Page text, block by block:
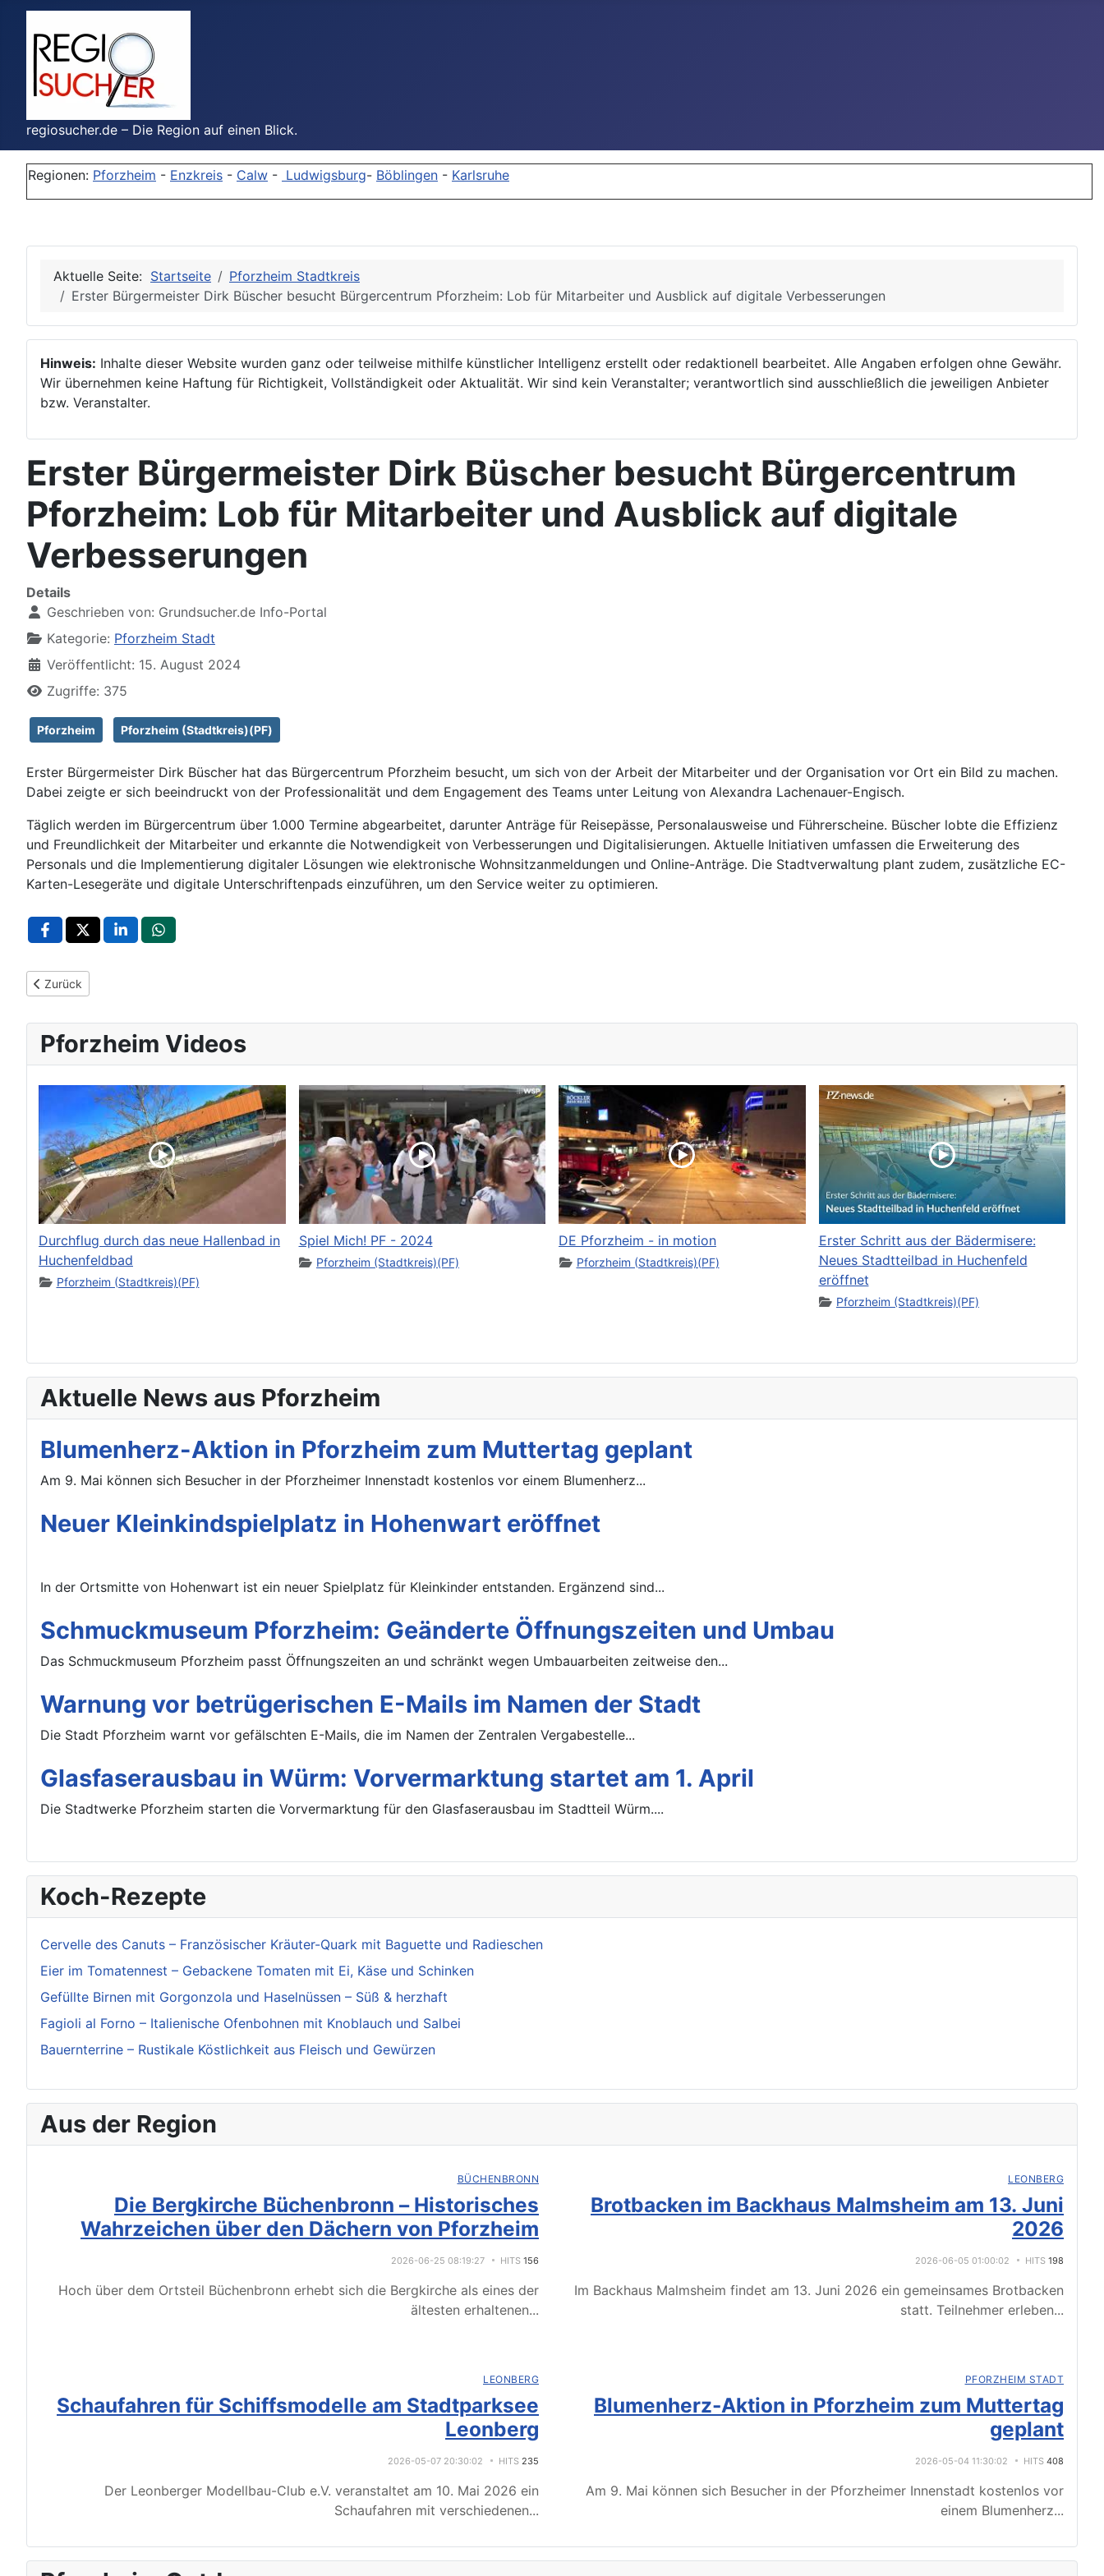
regiosucher.de – Die Region auf einen Blick.
Regionen: Pforzheim - Enzkreis - Calw - Ludwigsburg- Böblingen - Karlsruhe
Aktuelle Seite: Startseite
Pforzheim Stadtkreis
Erster Bürgermeister Dirk Büscher besucht Bürgercentrum Pforzheim: Lob für Mitarbeiter und Ausblick auf digitale Verbesserungen
Hinweis: Inhalte dieser Website wurden ganz oder teilweise mithilfe künstlicher Intelligenz erstellt oder redaktionell bearbeitet. Alle Angaben erfolgen ohne Gewähr.
Wir übernehmen keine Haftung für Richtigkeit, Vollständigkeit oder Aktualität. Wir sind kein Veranstalter; verantwortlich sind ausschließlich die jeweiligen Anbieter
bzw. Veranstalter.
Erster Bürgermeister Dirk Büscher besucht Bürgercentrum
Pforzheim: Lob für Mitarbeiter und Ausblick auf digitale
Verbesserungen
Details
Geschrieben von: Grundsucher.de Info-Portal
Kategorie: Pforzheim Stadt
Veröffentlicht: 15. August 2024
Zugriffe: 375
Pforzheim Pforzheim (Stadtkreis)(PF)
Erster Bürgermeister Dirk Büscher hat das Bürgercentrum Pforzheim besucht, um sich von der Arbeit der Mitarbeiter und der Organisation vor Ort ein Bild zu machen.
Dabei zeigte er sich beeindruckt von der Professionalität und dem Engagement des Teams unter Leitung von Alexandra Lachenauer-Engisch.
Täglich werden im Bürgercentrum über 1.000 Termine abgearbeitet, darunter Anträge für Reisepässe, Personalausweise und Führerscheine. Büscher lobte die Effizienz
und Freundlichkeit der Mitarbeiter und erkannte die Notwendigkeit von Verbesserungen und Digitalisierungen. Aktuelle Initiativen umfassen die Erweiterung des
Personals und die Implementierung digitaler Lösungen wie elektronische Wohnsitzanmeldungen und Online-Anträge. Die Stadtverwaltung plant zudem, zusätzliche EC-
Karten-Lesegeräte und digitale Unterschriftenpads einzuführen, um den Service weiter zu optimieren.
Vorheriger Beitrag: Stadtverwaltung Pforzheim ergreift Maßnahmen gegen illegales Abstellen auf Parkplatz Kohlebunker
Zurück
Pforzheim Videos
Durchflug durch das neue Hallenbad in
Huchenfeldbad
Pforzheim (Stadtkreis)(PF)
Spiel Mich! PF - 2024
Pforzheim (Stadtkreis)(PF)
DE Pforzheim - in motion
Pforzheim (Stadtkreis)(PF)
Erster Schritt aus der Bädermisere:
Neues Stadtteilbad in Huchenfeld
eröffnet
Pforzheim (Stadtkreis)(PF)
Aktuelle News aus Pforzheim
Blumenherz-Aktion in Pforzheim zum Muttertag geplant
Am 9. Mai können sich Besucher in der Pforzheimer Innenstadt kostenlos vor einem Blumenherz...
Neuer Kleinkindspielplatz in Hohenwart eröffnet
In der Ortsmitte von Hohenwart ist ein neuer Spielplatz für Kleinkinder entstanden. Ergänzend sind...
Schmuckmuseum Pforzheim: Geänderte Öffnungszeiten und Umbau
Das Schmuckmuseum Pforzheim passt Öffnungszeiten an und schränkt wegen Umbauarbeiten zeitweise den...
Warnung vor betrügerischen E-Mails im Namen der Stadt
Die Stadt Pforzheim warnt vor gefälschten E-Mails, die im Namen der Zentralen Vergabestelle...
Glasfaserausbau in Würm: Vorvermarktung startet am 1. April
Die Stadtwerke Pforzheim starten die Vorvermarktung für den Glasfaserausbau im Stadtteil Würm....
Koch-Rezepte
Cervelle des Canuts – Französischer Kräuter-Quark mit Baguette und Radieschen
Eier im Tomatennest – Gebackene Tomaten mit Ei, Käse und Schinken
Gefüllte Birnen mit Gorgonzola und Haselnüssen – Süß & herzhaft
Fagioli al Forno – Italienische Ofenbohnen mit Knoblauch und Salbei
Bauernterrine – Rustikale Köstlichkeit aus Fleisch und Gewürzen
Aus der Region
BÜCHENBRONN
Die Bergkirche Büchenbronn – Historisches
Wahrzeichen über den Dächern von Pforzheim
2026-06-25 08:19:27 HITS 156
Hoch über dem Ortsteil Büchenbronn erhebt sich die Bergkirche als eines der
ältesten erhaltenen...
LEONBERG
Brotbacken im Backhaus Malmsheim am 13. Juni
2026
2026-06-05 01:00:02 HITS 198
Im Backhaus Malmsheim findet am 13. Juni 2026 ein gemeinsames Brotbacken
statt. Teilnehmer erleben...
LEONBERG
Schaufahren für Schiffsmodelle am Stadtparksee
Leonberg
2026-05-07 20:30:02 HITS 235
Der Leonberger Modellbau-Club e.V. veranstaltet am 10. Mai 2026 ein
Schaufahren mit verschiedenen...
PFORZHEIM STADT
Blumenherz-Aktion in Pforzheim zum Muttertag
geplant
2026-05-04 11:30:02 HITS 408
Am 9. Mai können sich Besucher in der Pforzheimer Innenstadt kostenlos vor
einem Blumenherz...